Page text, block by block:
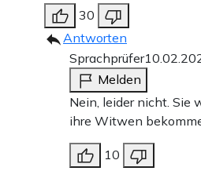
30
Antworten
Sprachprüfer
Melden
Nein, leider nicht. Sie
ihre Witwen
10